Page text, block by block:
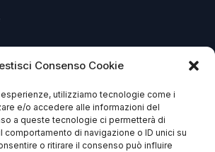
Consenso Cookie
utilizziamo tecnologie come i
e/o accedere alle informazioni del
a queste tecnologie ci permetterà di
comportamento di navigazione o ID unici su
o ritirare il consenso può influire